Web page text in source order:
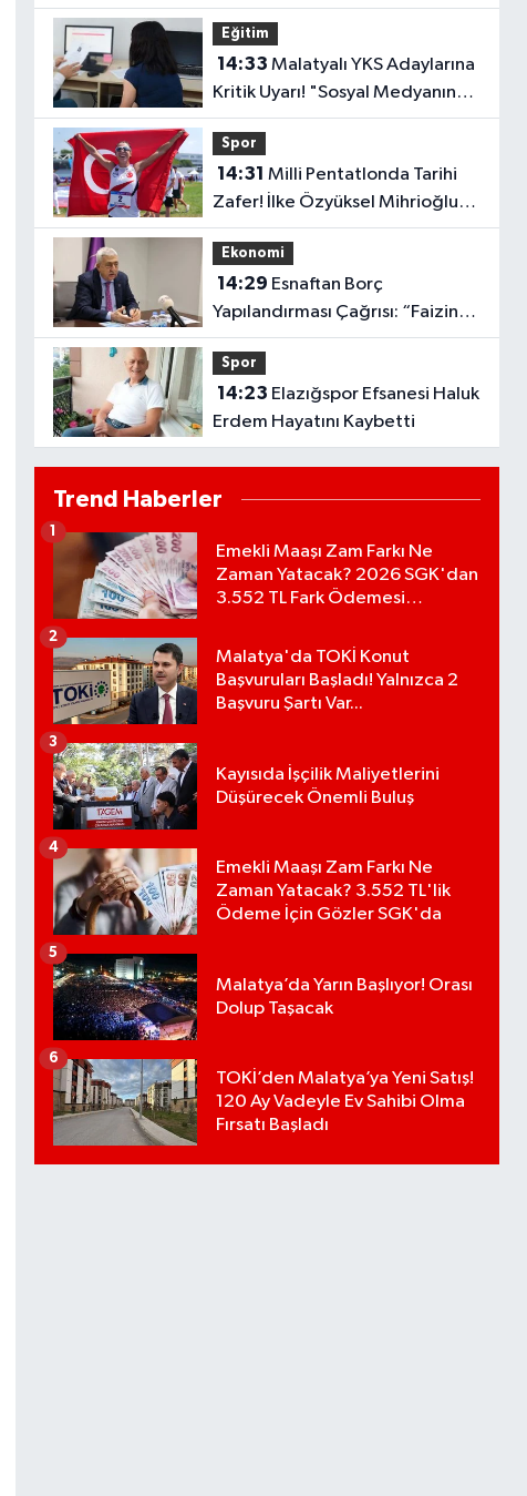
Araya Getirecek
Eğitim
14:33
Kritik Uyarı! "Sosyal Medyanın
Etkisiyle Tercih Yapmayın"
Spor
14:31
Zafer! İlke Özyüksel Mihrioğlu
Avrupa Şampiyonu Oldu..
Ekonomi
14:29
Yapılandırması Çağrısı: “Faizin
Faiziyle Borç Ödenmez”
Spor
14:23
Erdem Hayatını Kaybetti
Trend Haberler
Emekli Maaşı Zam Farkı Ne
Zaman Yatacak? 2026 SGK'dan
3.552 TL Fark Ödemesi
1
Malatya'da TOKİ Konut
Başvuruları Başladı! Yalnızca 2
Başvuru Şartı Var...
2
Kayısıda İşçilik Maliyetlerini
Düşürecek Önemli Buluş
3
Emekli Maaşı Zam Farkı Ne
Zaman Yatacak? 3.552 TL'lik
Ödeme İçin Gözler SGK'da
4
Malatya’da Yarın Başlıyor! Orası
Dolup Taşacak
5
TOKİ’den Malatya’ya Yeni Satış!
120 Ay Vadeyle Ev Sahibi Olma
Fırsatı Başladı
6